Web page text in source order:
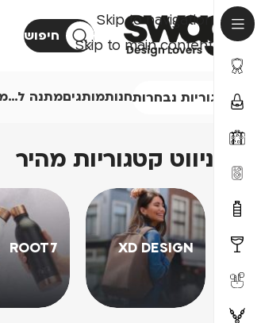
Skip to navigation
Skip to main content
חיפוש
קטגוריות נבחרותחנותמותגיםמתנה ל…
ניווט קטגוריות מהיר
XD DESIGN
ROOT7